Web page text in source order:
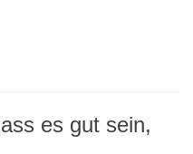
es gut sein,